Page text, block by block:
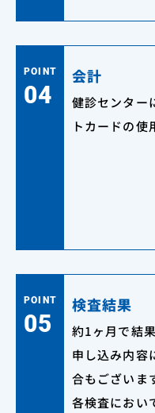
POINT
04
会計
健診センター
トカードの使
POINT
05
検査結果
約1ヶ月で結
申し込み内容
合もございま
各検査におい